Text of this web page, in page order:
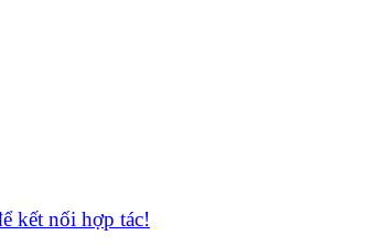
kết nối hợp tác!